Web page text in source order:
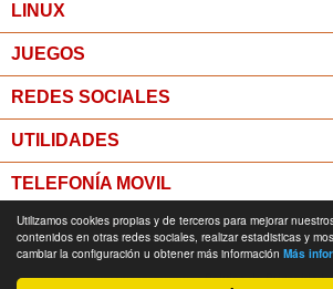
Utilizamos cookies propias y de terceros para mejorar
contenidos en otras redes sociales, realizar estadisticas y
cambiar la configuración u obtener más información Más
LINUX
JUEGOS
REDES SOCIALES
UTILIDADES
TELEFONÍA MOVIL
MICROPOST
© Todos los derechos reservados -Política de Privacidad